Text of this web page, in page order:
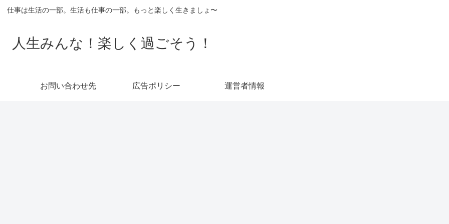
仕事は生活の一部。生活も仕事の一部。もっと楽しく生きましょ〜
人生みんな！楽しく過ごそう！
お問い合わせ先 広告ポリシー 運営者情報